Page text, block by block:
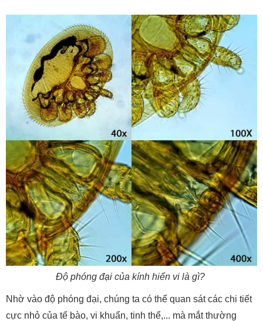
Độ phóng đại của kính hiển vi là gì?
Nhờ vào độ phóng đại, chúng ta có thể quan sát các chi tiết
cực nhỏ của tế bào, vi khuẩn, tinh thể,... mà mắt thường